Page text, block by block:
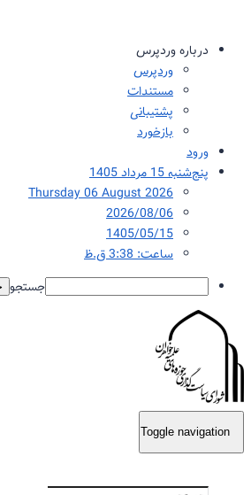
درباره وردپرس
وردپرس
مستندات
پشتیبانی
بازخورد
ورود
پنج‌شنبه 15 مرداد 1405
Thursday 06 August 2026
2026/08/06
1405/05/15
ساعت: 3:38 ق.ظ
جستجو
Toggle navigation